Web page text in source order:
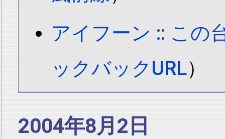
アイフーン :: この
ックバックURL）
2004年8月2日